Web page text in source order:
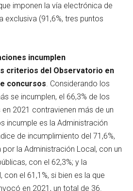
imponen la vía electrónica de
exclusiva (91,6%, tres puntos
incumplen
criterios del Observatorio en
concursos . Considerando los
se incumplen, el 66,3% de los
2021 contravienen más de un
incumple es la Administración
de incumplimiento del 71,6%,
la Administración Local, con un
con el 62,3%; y la
el 61,1%, si bien es la que
en 2021, un total de 36.